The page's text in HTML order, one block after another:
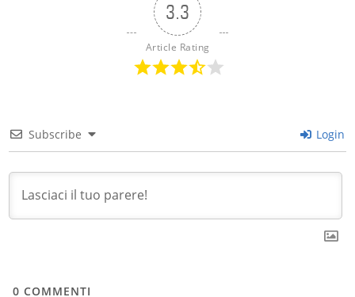
3.3
Article Rating
Subscribe Login
0 COMMENTI